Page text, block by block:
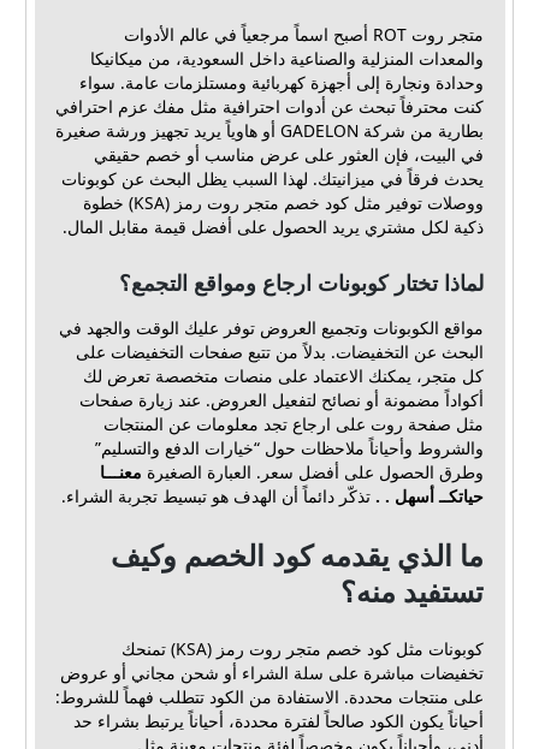
متجر روت ROT أصبح اسماً مرجعياً في عالم الأدوات
والمعدات المنزلية والصناعية داخل السعودية، من ميكانيكا
وحدادة ونجارة إلى أجهزة كهربائية ومستلزمات عامة. سواء
كنت محترفاً تبحث عن أدوات احترافية مثل مفك عزم احترافي
بطارية من شركة GADELON أو هاوياً يريد تجهيز ورشة صغيرة
في البيت، فإن العثور على عرض مناسب أو خصم حقيقي
يحدث فرقاً في ميزانيتك. لهذا السبب يظل البحث عن كوبونات
ووصلات توفير مثل كود خصم متجر روت رمز (KSA) خطوة
ذكية لكل مشتري يريد الحصول على أفضل قيمة مقابل المال.
لماذا تختار كوبونات ارجاع ومواقع التجمع؟
مواقع الكوبونات وتجميع العروض توفر عليك الوقت والجهد في
البحث عن التخفيضات. بدلاً من تتبع صفحات التخفيضات على
كل متجر، يمكنك الاعتماد على منصات متخصصة تعرض لك
أكواداً مضمونة أو نصائح لتفعيل العروض. عند زيارة صفحات
مثل صفحة روت على ارجاع تجد معلومات عن المنتجات
والشروط وأحياناً ملاحظات حول “خيارات الدفع والتسليم”
وطرق الحصول على أفضل سعر. العبارة الصغيرة معنـــا
حياتكــ أسهل . . تذكّر دائماً أن الهدف هو تبسيط تجربة الشراء.
ما الذي يقدمه كود الخصم وكيف
تستفيد منه؟
كوبونات مثل كود خصم متجر روت رمز (KSA) تمنحك
تخفيضات مباشرة على سلة الشراء أو شحن مجاني أو عروض
على منتجات محددة. الاستفادة من الكود تتطلب فهماً للشروط:
أحياناً يكون الكود صالحاً لفترة محددة، أحياناً يرتبط بشراء حد
أدنى، وأحياناً يكون مخصصاً لفئة منتجات معينة مثل